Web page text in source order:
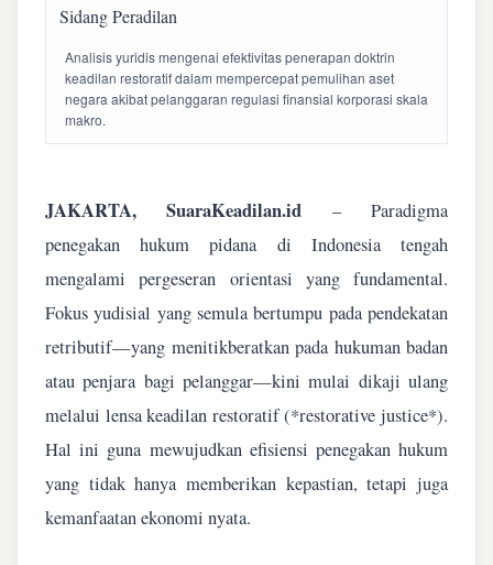
Analisis yuridis mengenai efektivitas penerapan doktrin
keadilan restoratif dalam mempercepat pemulihan aset
negara akibat pelanggaran regulasi finansial korporasi skala
makro.
JAKARTA, SuaraKeadilan.id – Paradigma
penegakan hukum pidana di Indonesia tengah
mengalami pergeseran orientasi yang fundamental.
Fokus yudisial yang semula bertumpu pada pendekatan
retributif—yang menitikberatkan pada hukuman badan
atau penjara bagi pelanggar—kini mulai dikaji ulang
melalui lensa keadilan restoratif (*restorative justice*).
Hal ini guna mewujudkan efisiensi penegakan hukum
yang tidak hanya memberikan kepastian, tetapi juga
kemanfaatan ekonomi nyata.